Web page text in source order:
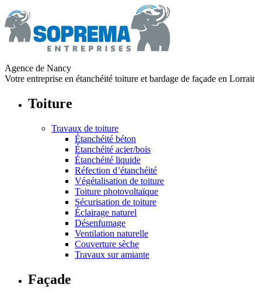
Agence de Nancy
Votre entreprise en étanchéité toiture et bardage de façade en
Toiture
Travaux de toiture
Étanchéité béton
Étanchéité acier/bois
Étanchéité liquide
Réfection d’étanchéité
Végétalisation de toiture
Toiture photovoltaïque
Sécurisation de toiture
Éclairage naturel
Désenfumage
Ventilation naturelle
Couverture sèche
Travaux sur amiante
Façade